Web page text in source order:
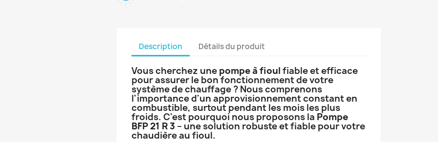
Description Détails du produit
Vous cherchez une pompe à fioul fiable et efficace
pour assurer le bon fonctionnement de votre
système de chauffage ? Nous comprenons
l'importance d'un approvisionnement constant en
combustible, surtout pendant les mois les plus
froids. C'est pourquoi nous proposons la Pompe
BFP 21 R 3 – une solution robuste et fiable pour votre
chaudière au fioul.